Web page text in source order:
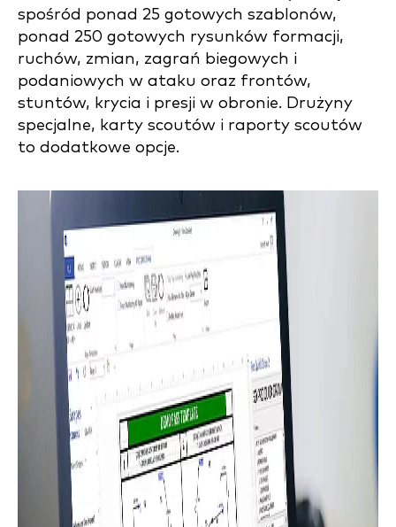
spośród ponad 25 gotowych szablonów,
ponad 250 gotowych rysunków formacji,
ruchów, zmian, zagrań biegowych i
podaniowych w ataku oraz frontów,
stuntów, krycia i presji w obronie. Drużyny
specjalne, karty scoutów i raporty scoutów
to dodatkowe opcje.